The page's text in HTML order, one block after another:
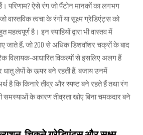
परिणाम? ऐसे रंग जो पैंटोन मानकों का लगभग
वास्तविक त्वचा के रंगों या सूक्ष्म ग्रेडिएंट्स को
है। इन स्याहियों द्वारा भी वास्तव में
जाते हैं, जो 200 से अधिक डिशवॉशर चक्रों के बाद
विलायक-आधारित विकल्पों से इसलिए अलग हैं
धातु लेपों के ऊपर बने रहती हैं, बजाय उनमें
है कि किनारे तीव्र और स्पष्ट बने रहते हैं तथा रंग
समस्याओं के कारण तीव्रता खोए बिना चमकदार बने